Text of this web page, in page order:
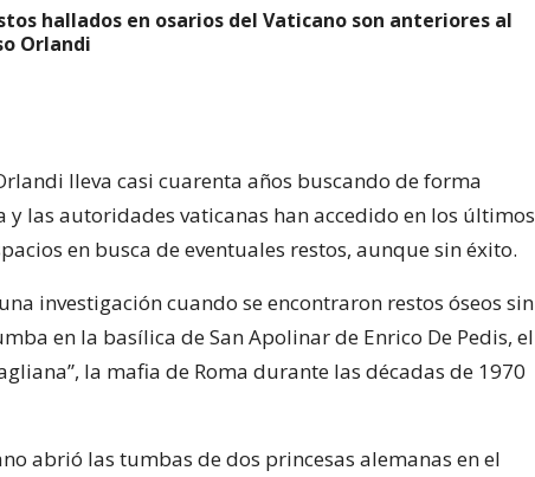
hallados en osarios del Vaticano son anteriores al
Orlandi
lleva casi cuarenta años buscando de forma
y las autoridades vaticanas han accedido en los últimos
en busca de eventuales restos, aunque sin éxito.
investigación cuando se encontraron restos óseos sin
en la basílica de San Apolinar de Enrico De Pedis, el
la mafia de Roma durante las décadas de 1970
abrió las tumbas de dos princesas alemanas en el